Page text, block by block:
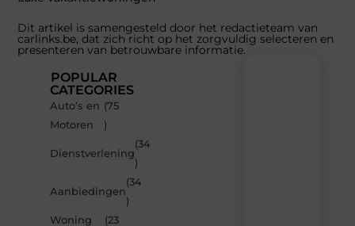
Dit artikel is samengesteld door het redactieteam van
carlinks.be, dat zich richt op het zorgvuldig selecteren en
presenteren van betrouwbare informatie.
POPULAR
CATEGORIES
Auto’s en
Motoren
(75
)
Dienstverlening
(34
)
Aanbiedingen
(34
)
Woning
(23